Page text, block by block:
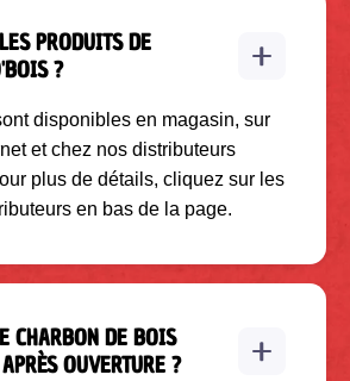
PRODUITS DE
?
disponibles en magasin, sur
et chez nos distributeurs
plus de détails, cliquez sur les
en bas de la page.
CHARBON DE BOIS
OUVERTURE ?